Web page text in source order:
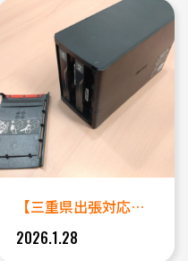
【三重県出張対応】アクセス不能...
2026.1.28